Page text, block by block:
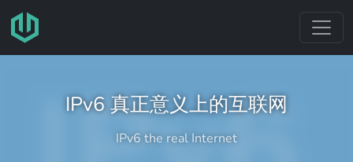
跳转至主要内容
IPv6 真正意义上的互联网
IPv6 the real Internet